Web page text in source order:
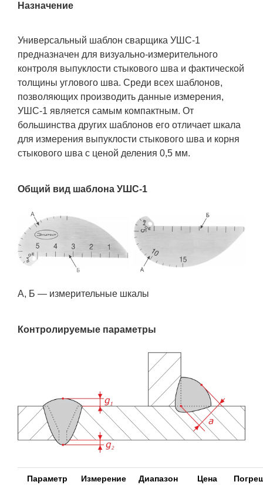
Назначение
Универсальный шаблон сварщика УШС-1
предназначен для визуально-измерительного
контроля выпуклости стыкового шва и фактической
толщины углового шва. Среди всех шаблонов,
позволяющих производить данные измерения,
УШС-1 является самым компактным. От
большинства других шаблонов его отличает шкала
для измерения выпуклости стыкового шва и корня
стыкового шва с ценой деления 0,5 мм.
Общий вид шаблона УШС-1
А, Б — измерительные шкалы
Контролируемые параметры
Параметр Измерение Диапазон Цена